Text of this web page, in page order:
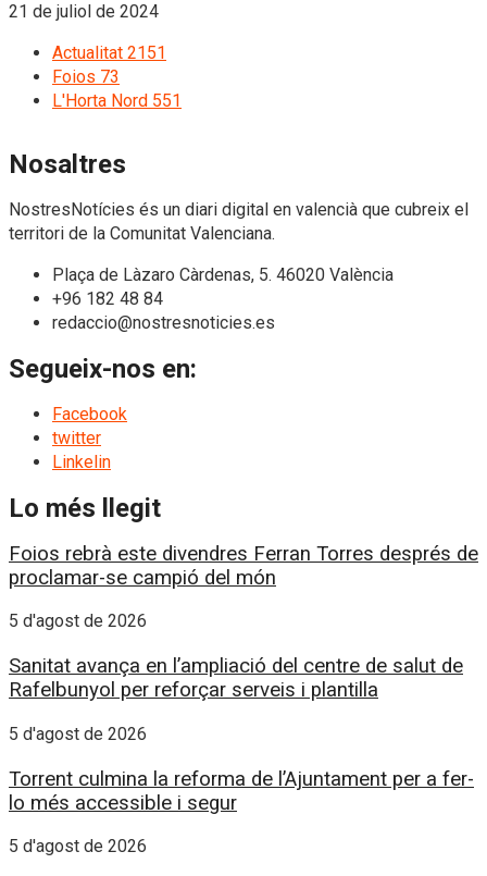
21 de juliol de 2024
Actualitat 2151
Foios 73
L'Horta Nord 551
Nosaltres
NostresNotícies és un diari digital en valencià que cubreix el
territori de la Comunitat Valenciana.
Plaça de Làzaro Càrdenas, 5. 46020 València
+96 182 48 84
redaccio@nostresnoticies.es
Segueix-nos en:
Facebook
twitter
Linkelin
Lo més llegit
Foios rebrà este divendres Ferran Torres després de
proclamar-se campió del món
5 d'agost de 2026
Sanitat avança en l’ampliació del centre de salut de
Rafelbunyol per reforçar serveis i plantilla
5 d'agost de 2026
Torrent culmina la reforma de l’Ajuntament per a fer-
lo més accessible i segur
5 d'agost de 2026